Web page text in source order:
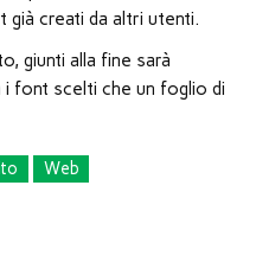
già creati da altri utenti.
giunti alla fine sarà
i font scelti che un foglio di
Web